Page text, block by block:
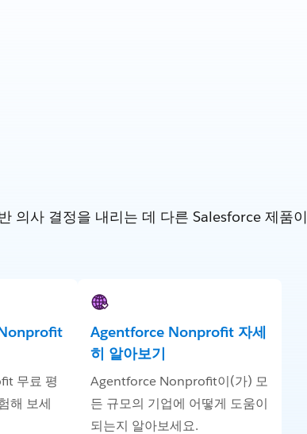
의사 결정을 내리는 데 다른 Salesforce 제품이
무료 평
해 보세
Agentforce Nonprofit 자세
히 알아보기
Agentforce Nonprofit이(가) 모
든 규모의 기업에 어떻게 도움이
되는지 알아보세요.